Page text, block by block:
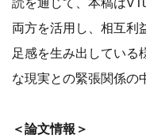
両方を活用し、相互利
足感を生み出している
な現実との緊張関係の
＜論文情報＞